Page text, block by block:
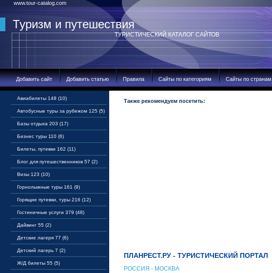
www.tour-catalog.com
Туризм и путешествия
ТУРИСТИЧЕСКИЙ КАТАЛОГ САЙТОВ
Добавить сайт Добавить статью Правила Сайты по категориям Сайты по странам
Авиабилеты 148 (10)
Автобусные туры за рубежом 125 (5)
Базы отдыха 203 (17)
Бизнес туры 110 (6)
Билеты, путевки 162 (11)
Блог для путешественников 57 (2)
Визы 123 (10)
Горнолыжные туры 161 (9)
Горящие путевки, туры 216 (12)
Гостиничные услуги 379 (48)
Дайвинг 55 (2)
Детские лагеря 77 (6)
Детский лагерь 7 (2)
Ж/Д билеты 55 (5)
Также рекомендуем посетить:
ПЛАНРЕСТ.РУ - ТУРИСТИЧЕСКИЙ ПОРТАЛ
РОССИЯ - МОСКВА